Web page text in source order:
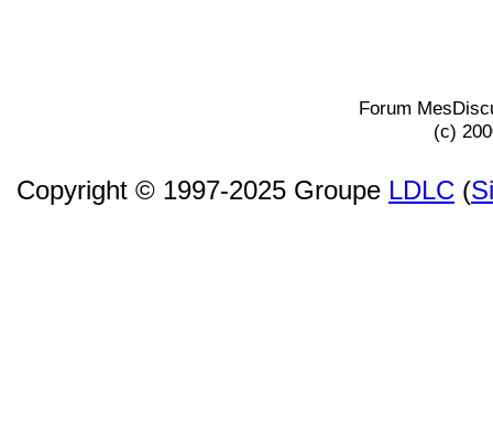
Forum
(c)
Copyright © 1997-2025 Groupe LDLC (